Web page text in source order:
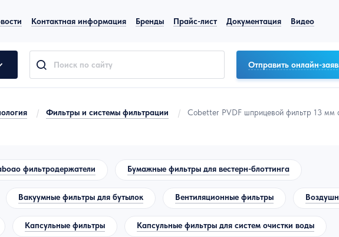
Контактная информация Бренды Прайс-лист Документация Видео
Отправить онлайн-
/ Фильтры и системы фильтрации / Cobetter PVDF шприцевой фильтр 13 мм
фильтродержатели Бумажные фильтры для вестерн-блоттинга
Вакуумные фильтры для бутылок Вентиляционные фильтры
Капсульные фильтры Капсульные фильтры для систем очистки воды